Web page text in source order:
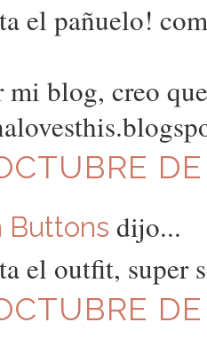
el pañuelo!
mi blog, creo
Buttons dijo...
el outfit, super